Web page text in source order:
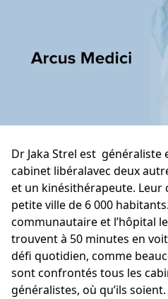
Dr Jaka Strel est généraliste
cabinet libéralavec deux
et un kinésithérapeute. Leur
petite ville de 6 000
communautaire et l’hôpital
trouvent à 50 minutes en
défi quotidien, comme
sont confrontés tous les
généralistes, où qu’ils soient.